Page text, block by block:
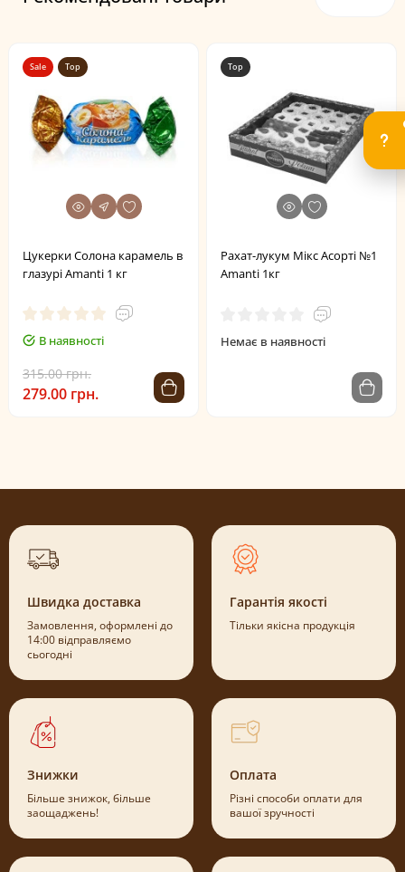
Sale Top
Цукерки Солона карамель в
глазурі Amanti 1 кг
В наявності
315.00 грн.
279.00 грн.
Top
Рахат-лукум Мікс Асорті №1
Amanti 1кг
Немає в наявності
Швидка доставка
Замовлення, оформлені до
14:00 відправляємо
сьогодні
Гарантія якості
Тільки якісна продукція
Знижки
Більше знижок, більше
заощаджень!
Оплата
Різні способи оплати для
вашої зручності